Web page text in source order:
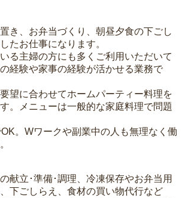
き、お弁当づくり、朝昼夕食の下ごし
たお仕事になります。
る主婦の方にも多くご利用いただいて
経験や家事の経験が活かせる業務で
望に合わせてホームパーティー料理を
。メニューは一般的な家庭料理で問題
。Wワークや副業中の人も無理なく働
献立･準備･調理、冷凍保存やお弁当用
下ごしらえ、食材の買い物代行など